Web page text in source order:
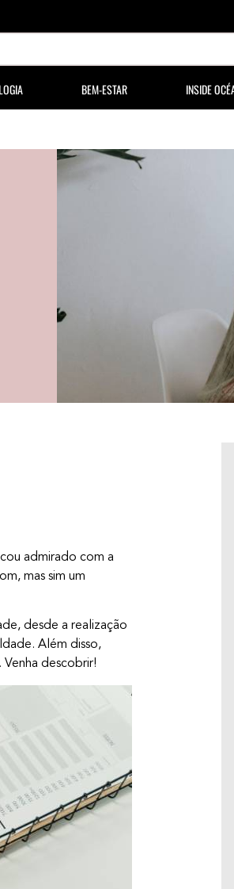
BEM-ESTAR INSIDE
admirado com a
mas sim um
desde a realização
Além disso,
descobrir!
PICANTES: 8 EXPERIÊNCIAS
e prazer de um jeito leve? Jogos
não precisam ser apenas sobre
— eles podem ser verdadeiros
bem-estar, que combinam
sensorialidade e
A gente te mostra
ideias práticas para você e seu
se divertirem enquanto cuidam do